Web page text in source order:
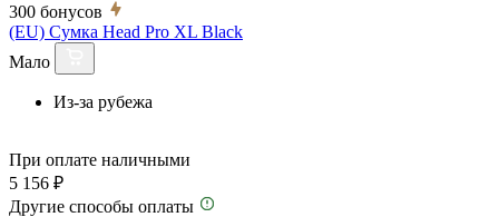
300 бонусов
(EU) Сумка Head Pro XL Black
Мало
Из-за рубежа
При оплате наличными
5 156 ₽
Другие способы оплаты